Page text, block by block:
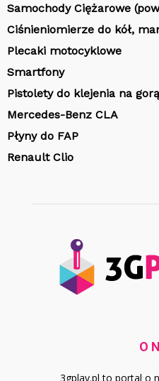
Samochody Ciężarowe
Ciśnieniomierze do kół,
Plecaki motocyklowe
Smartfony
Pistolety do klejenia na
Mercedes-Benz CLA
Płyny do FAP
Renault Clio
O
3gplay.pl to portal o